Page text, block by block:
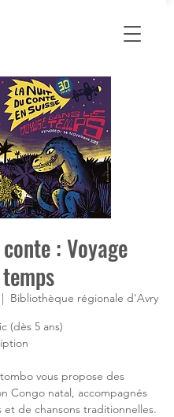
: Voyage
Bibliothèque régionale d'Avry
(dès 5 ans)
vous propose des
Congo natal, accompagnés
et de chansons traditionnelles.